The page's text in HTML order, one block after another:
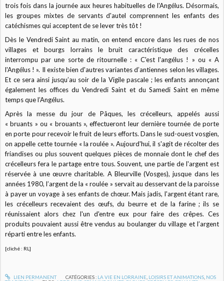
trois fois dans la journée aux heures habituelles de l'Angélus. Désormais,
les groupes mixtes de servants d'autel comprennent les enfants des
catéchismes qui acceptent de se lever très tôt !
Dès le Vendredi Saint au matin, on entend encore dans les rues de nos
villages et bourgs lorrains le bruit caractéristique des crécelles
interrompu par une sorte de ritournelle : « C'est l'angélus ! » ou « A
l'Angélus ! ». Il existe bien d'autres variantes d’antiennes selon les villages.
Et ce sera ainsi jusqu’au soir de la Vigile pascale ; les enfants annonçant
également les offices du Vendredi Saint et du Samedi Saint en même
temps que l’Angélus.
Après la messe du jour de Pâques, les crécelleurs, appelés aussi
« bruants » ou « brouants », effectueront leur dernière tournée de porte
en porte pour recevoir le fruit de leurs efforts. Dans le sud-ouest vosgien,
on appelle cette tournée « la roulée ». Aujourd'hui, il s'agit de récolter des
friandises ou plus souvent quelques pièces de monnaie dont le chef des
crécelleurs fera le partage entre tous. Souvent, une partie de l'argent est
réservée à une œuvre charitable. A Bleurville (Vosges), jusque dans les
années 1980, l’argent de la « roulée » servait au desservant de la paroisse
à payer un voyage à ses enfants de chœur. Mais jadis, l'argent étant rare,
les crécelleurs recevaient des œufs, du beurre et de la farine ; ils se
réunissaient alors chez l'un d'entre eux pour faire des crêpes. Ces
produits pouvaient aussi être vendus au boulanger du village et l’argent
réparti entre les enfants.
[cliché : RL]
LIEN PERMANENT CATÉGORIES : LA VIE EN LORRAINE, LOISIRS ET ANIMATIONS, NOS